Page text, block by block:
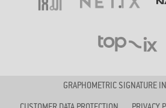
GRAPHOMETRIC SIGNATURE